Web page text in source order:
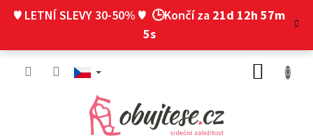
♥ LETNÍ SLEVY 30-50% ♥ 🕒Končí za 21d 12h 57m
4s